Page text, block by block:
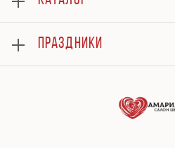
Отзывы
Гарантии
Доставка
Вопросы и ответы
Политика конфиденциальности
Букеты
Композиции
ПРАЗДНИКИ